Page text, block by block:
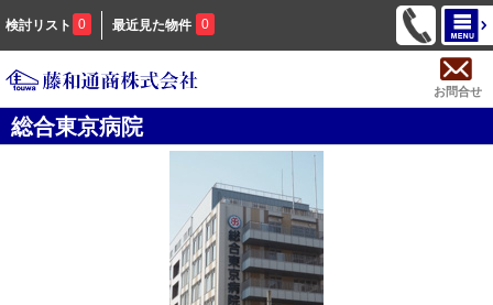
検討リスト 0 最近見た物件 0
お問合せ
総合東京病院